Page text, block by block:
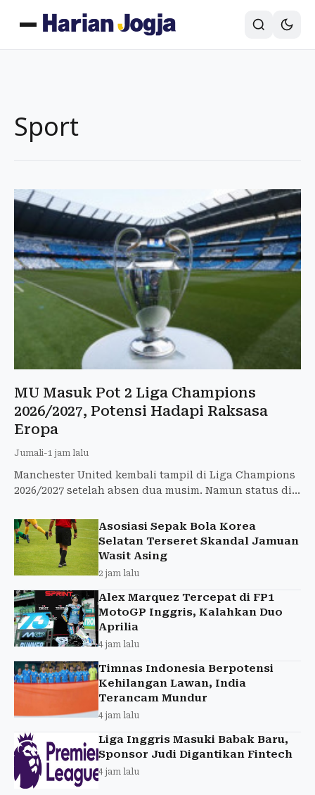
Sport
MU Masuk Pot 2 Liga Champions
2026/2027, Potensi Hadapi Raksasa
Eropa
Jumali-1 jam lalu
Manchester United kembali tampil di Liga Champions
2026/2027 setelah absen dua musim. Namun status di
lawan-lawa
Asosiasi Sepak Bola Korea
Selatan Terseret Skandal Jamuan
Wasit Asing
2 jam lalu
Alex Marquez Tercepat di FP1
MotoGP Inggris, Kalahkan Duo
Aprilia
4 jam lalu
Timnas Indonesia Berpotensi
Kehilangan Lawan, India
Terancam Mundur
4 jam lalu
Liga Inggris Masuki Babak Baru,
Sponsor Judi Digantikan Fintech
4 jam lalu